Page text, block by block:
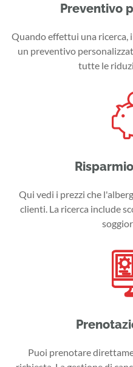
Preventivo
Quando effettui una ricerca,
un preventivo
tutte le
Qui vedi i prezzi che
clienti. La ricerca include
Puoi prenotare